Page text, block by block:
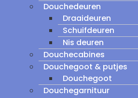
Douchedeuren
Draaideuren
Schuifdeuren
Nis deuren
Douchecabines
Douchegoot & putjes
Douchegoot
Douchegarnituur